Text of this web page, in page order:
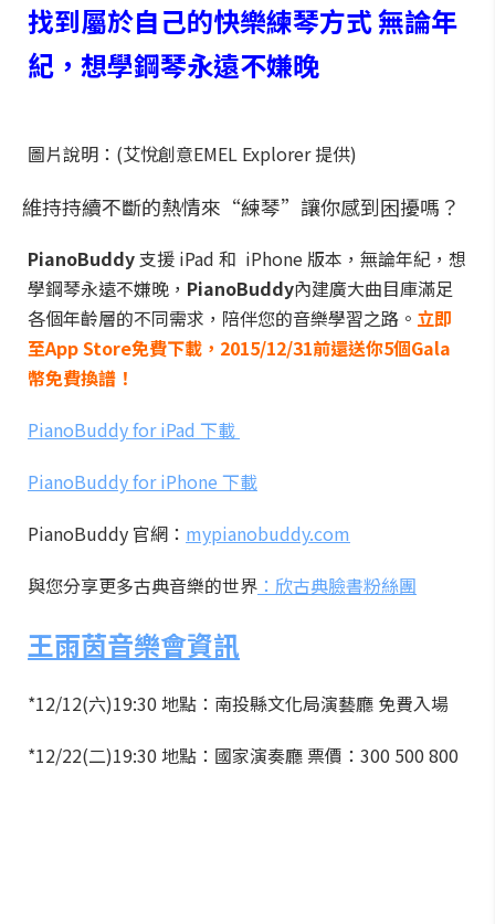
找到屬於自己的快樂練琴方式無論年
紀，想學鋼琴永遠不嫌晚
圖片說明：(艾悅創意EMEL Explorer 提供)
維持持續不斷的熱情來“練琴”讓你感到困擾嗎？
PianoBuddy支援 iPad 和 iPhone 版本，無論年紀，想
學鋼琴永遠不嫌晚， PianoBuddy內建廣大曲目庫滿足
各個年齡層的不同需求，陪伴您的音樂學習之路。 立即
至App Store免費下載，2015/12/31前還送你5個Gala
幣免費換譜！
PianoBuddy for iPad 下載
PianoBuddy for iPhone 下載
PianoBuddy 官網： mypianobuddy.com
與您分享更多古典音樂的世界 ： 欣古典臉書粉絲團
王雨茵音樂會資訊
*12/12(六)19:30 地點：南投縣文化局演藝廳 免費入場
*12/22(二)19:30 地點：國家演奏廳 票價：300 500 800